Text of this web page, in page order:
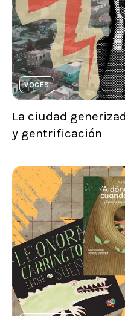
VOCES
La ciudad
y gentrificación